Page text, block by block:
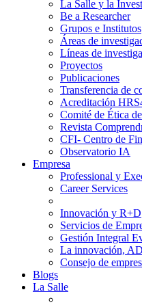
La Salle y la
Be a Researcher
Grupos e Institutos
Áreas de
Líneas de
Proyectos
Publicaciones
Transferencia de
Acreditación
Comité de Ética
Revista
CFI- Centro de
Observatorio IA
Empresa
Professional y
Career Services
Innovación y R+D
Servicios de
Gestión Integral
La innovación,
Consejo de
Blogs
La Salle